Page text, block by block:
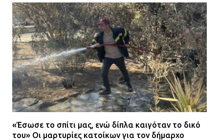
«Έσωσε το σπίτι μας, ενώ δίπλα καιγόταν το δικό
του» Οι μαρτυρίες κατοίκων για τον δήμαρχο